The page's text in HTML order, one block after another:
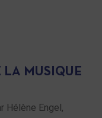
LA MUSIQUE
Hélène Engel,